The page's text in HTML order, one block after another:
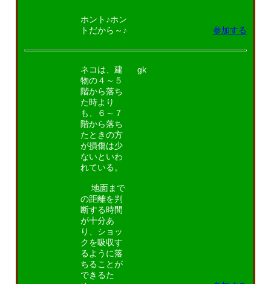
ホント♪ホン
トだから～♪
参加する
ネコは、建
物の４～５
階から落ち
た時より
も、６～７
階から落ち
たときの方
が損傷は少
ないといわ
れている。
地面まで
の距離を判
断する時間
が十分あ
り、ショッ
クを吸収す
るように落
ちることが
できるた
gk